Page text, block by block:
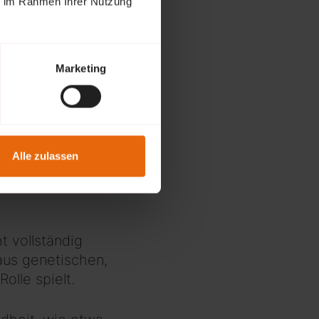
Marketing
Alle zulassen
andere
vollständig
genetischen,
spielt.